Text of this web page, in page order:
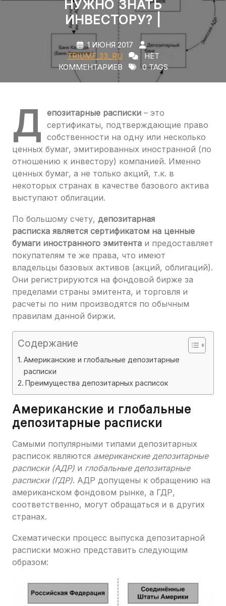
НУЖНО ЗНАТЬ
ИНВЕСТОРУ? |
1 ИЮНЯ 2017
TRIUMF_33_RU
НЕТ
КОММЕНТАРИЕВ
0 TAGS
Д епозитарные расписки – это
сертификаты, подтверждающие право
собственности на одну или несколько
ценных бумаг, эмитированных иностранной (по
отношению к инвестору) компанией. Именно
ценных бумаг, а не только акций, т.к. в
некоторых странах в качестве базового актива
выступают облигации.
По большому счету, депозитарная
расписка является сертификатом на ценные
бумаги иностранного эмитента и предоставляет
покупателям те же права, что имеют
владельцы базовых активов (акций, облигаций).
Они регистрируются на фондовой бирже за
пределами страны эмитента, и торговля и
расчеты по ним производятся по обычным
правилам данной биржи.
Содержание
Американские и глобальные депозитарные
расписки
Преимущества депозитарных расписок
Американские и глобальные
депозитарные расписки
Самыми популярными типами депозитарных
расписок являются американские депозитарные
расписки (АДР) и глобальные депозитарные
расписки (ГДР). АДР допущены к обращению на
американском фондовом рынке, а ГДР,
соответственно, могут обращаться и в других
странах.
Схематически процесс выпуска депозитарной
расписки можно представить следующим
образом: